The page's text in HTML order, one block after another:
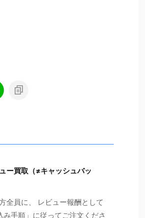
ー買取（≠キャッシュバッ
全員に、 レビュー報酬として
手順」に従ってご注文くださ